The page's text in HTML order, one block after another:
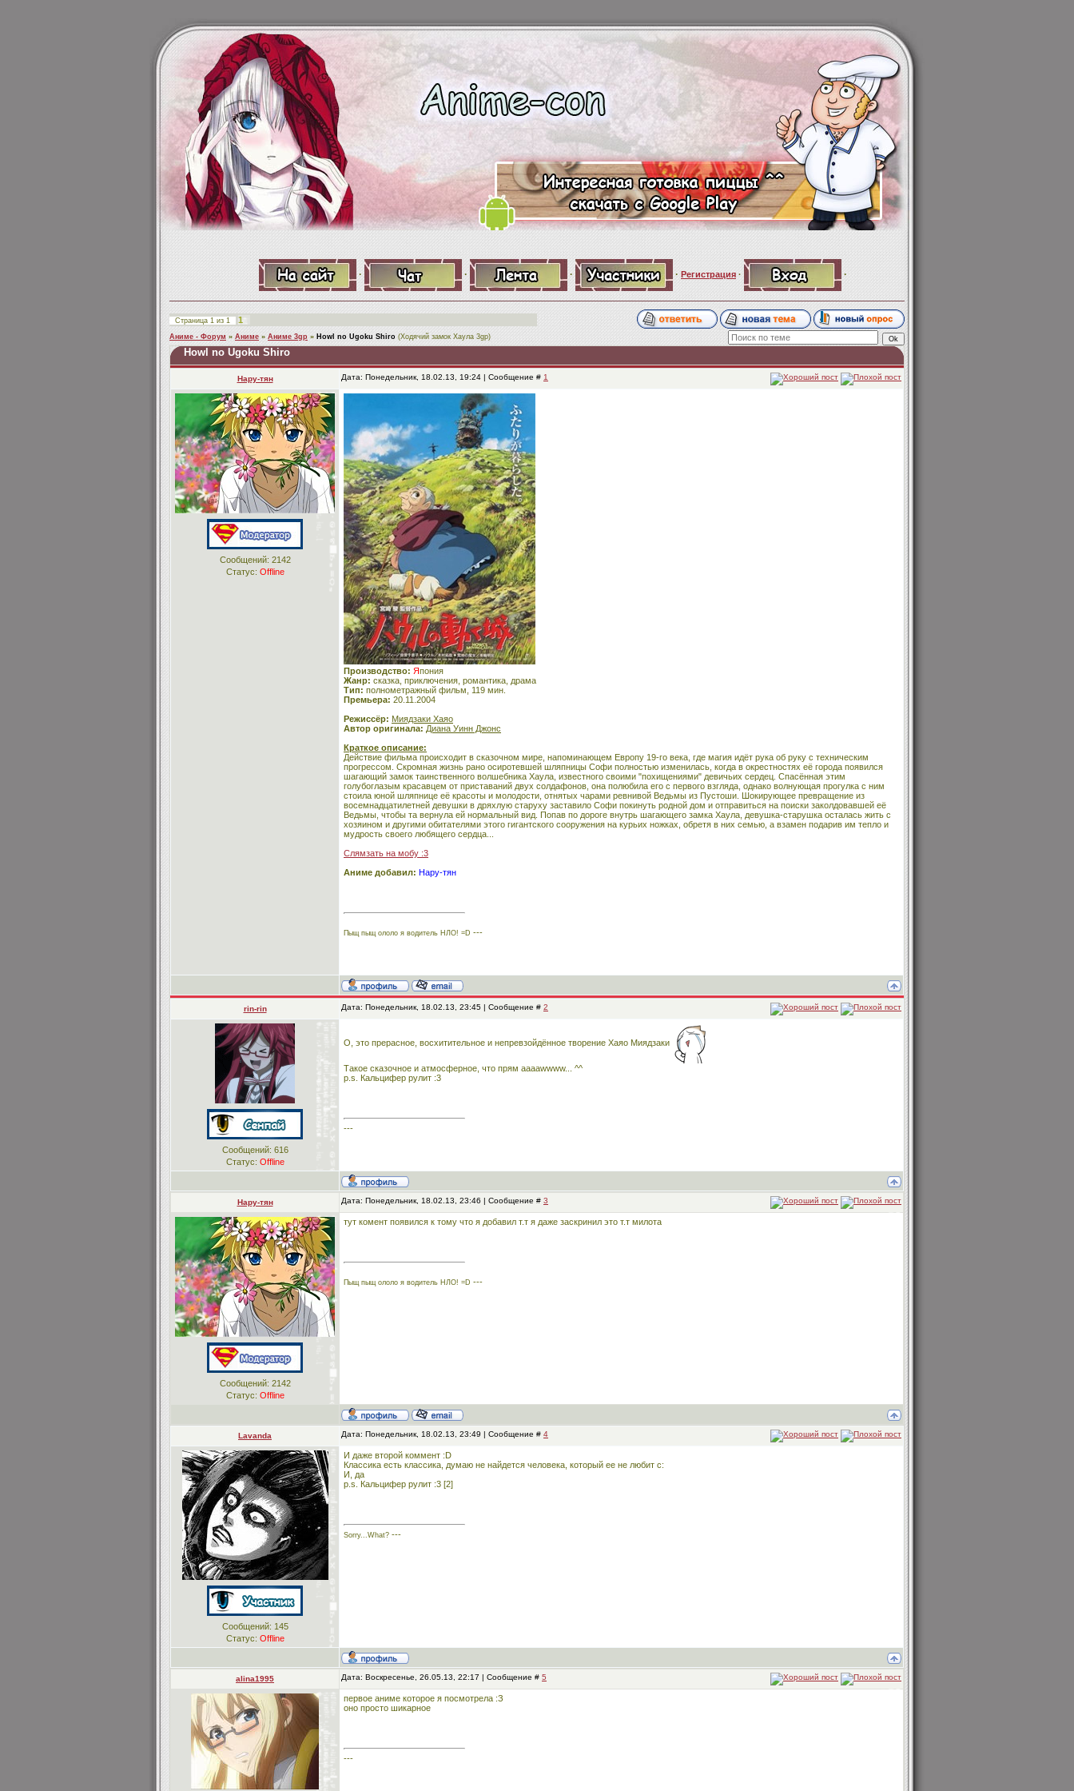
· · · · Регистрация · ·
Страница 1 из 1 1
Аниме - Форум » Аниме » Аниме 3gp » Howl no Ugoku Shiro (Ходячий замок Хаула 3gp)
Howl no Ugoku Shiro
Нару-тян Дата: Понедельник, 18.02.13, 19:24 | Сообщение # 1
Сообщений: 2142
Статус: Offline
Производство: Япония
Жанр: сказка, приключения, романтика, драма
Тип: полнометражный фильм, 119 мин.
Премьера: 20.11.2004
Режиссёр: Миядзаки Хаяо
Автор оригинала: Диана Уинн Джонс
Краткое описание:
Действие фильма происходит в сказочном мире, напоминающем Европу 19-го века, где магия идёт рука об руку с техническим
прогрессом. Скромная жизнь рано осиротевшей шляпницы Софи полностью изменилась, когда в окрестностях её города появился
шагающий замок таинственного волшебника Хаула, известного своими "похищениями" девичьих сердец. Спасённая этим
голубоглазым красавцем от приставаний двух солдафонов, она полюбила его с первого взгляда, однако волнующая прогулка с ним
стоила юной шляпнице её красоты и молодости, отнятых чарами ревнивой Ведьмы из Пустоши. Шокирующее превращение из
восемнадцатилетней девушки в дряхлую старуху заставило Софи покинуть родной дом и отправиться на поиски заколдовавшей её
Ведьмы, чтобы та вернула ей нормальный вид. Попав по дороге внутрь шагающего замка Хаула, девушка-старушка осталась жить с
хозяином и другими обитателями этого гигантского сооружения на курьих ножках, обретя в них семью, а взамен подарив им тепло и
мудрость своего любящего сердца...
Слямзать на мобу :3
Аниме добавил: Нару-тян
Пыщ пыщ ололо я водитель НЛО! =D ---
rin-rin Дата: Понедельник, 18.02.13, 23:45 | Сообщение # 2
Сообщений: 616
Статус: Offline
О, это прерасное, восхитительное и непревзойдённое творение Хаяо Миядзаки
Такое сказочное и атмосферное, что прям aaaawwww... ^^
p.s. Кальцифер рулит :3
---
Нару-тян Дата: Понедельник, 18.02.13, 23:46 | Сообщение # 3
Сообщений: 2142
Статус: Offline
тут комент появился к тому что я добавил т.т я даже заскринил это т.т милота
Пыщ пыщ ололо я водитель НЛО! =D ---
Lavanda Дата: Понедельник, 18.02.13, 23:49 | Сообщение # 4
Сообщений: 145
Статус: Offline
И даже второй коммент :D
Классика есть классика, думаю не найдется человека, который ее не любит с:
И, да
p.s. Кальцифер рулит :3 [2]
Sorry...What? ---
alina1995 Дата: Воскресенье, 26.05.13, 22:17 | Сообщение # 5
первое аниме которое я посмотрела :З
оно просто шикарное
---